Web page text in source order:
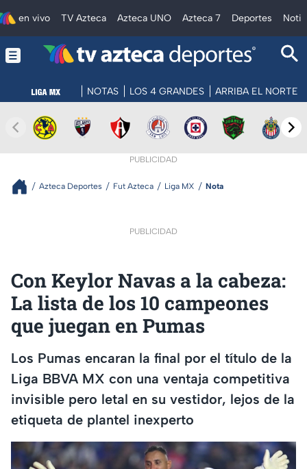
en vivo TV Azteca Azteca UNO Azteca 7 Deportes
NOTAS LOS 4 GRANDES ARRIBA EL NORTE
PUBLICIDAD
Azteca Deportes Fut Azteca Liga MX Nota
PUBLICIDAD
Con Keylor Navas a la cabeza:
La lista de los 10 campeones
que juegan en Pumas
Los Pumas encaran la final por el título de la
Liga BBVA MX con una ventaja competitiva
invisible pero letal en su vestidor, lejos de la
etiqueta de plantel inexperto